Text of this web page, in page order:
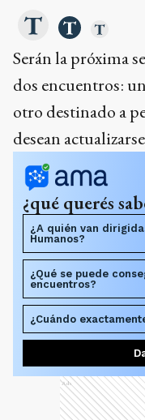
Serán la próxima
dos encuentros:
otro destinado a
desean
¿qué querés
¿A quién van
Humanos?
¿Qué se puede
encuentros?
¿Cuándo
Ads